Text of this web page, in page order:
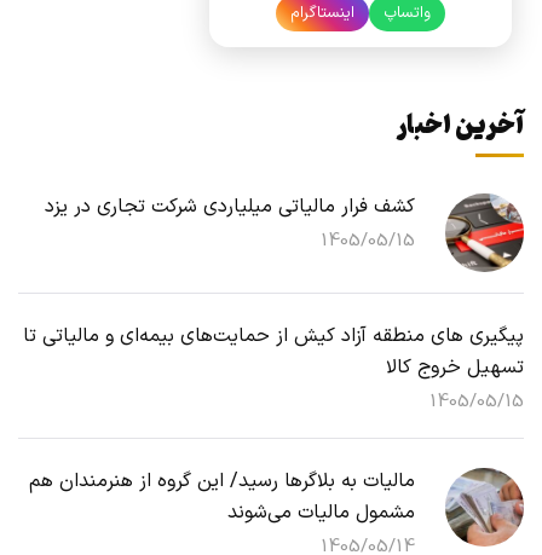
واتساپ اینستاگرام
آخرین اخبار
کشف فرار مالیاتی میلیاردی شرکت تجاری در یزد
1405/05/15
پیگیری های منطقه آزاد کیش از حمایت‌های بیمه‌ای و مالیاتی تا
تسهیل خروج کالا
1405/05/15
مالیات به بلاگرها رسید/ این گروه از هنرمندان هم
مشمول مالیات می‌شوند
1405/05/14